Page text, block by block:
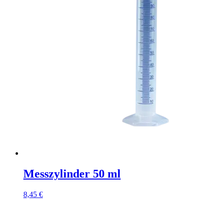
Messzylinder 50 ml
8,45 €